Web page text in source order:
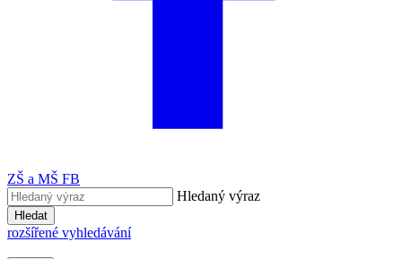
ZŠ a MŠ FB
Hledaný výraz
Hledat
rozšířené vyhledávání